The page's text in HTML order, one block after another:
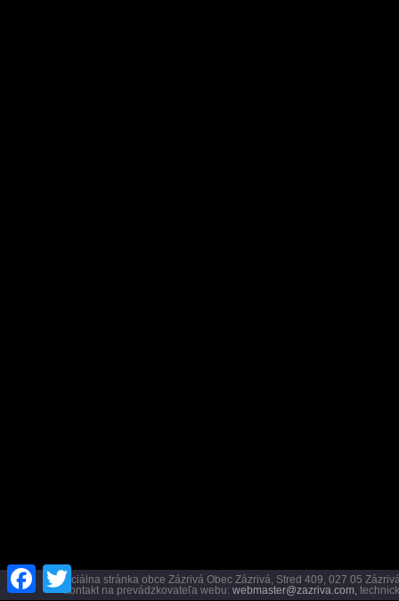
Oficiálna stránka obce Zázrivá Obec Zázrivá, Stred 409, 027 05
kontakt na prevádzkovateľa webu: webmaster@zazriva.com,
FacebookTwitter